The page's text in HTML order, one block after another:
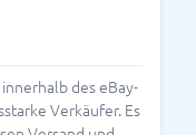
des eBay-
Verkäufer. Es